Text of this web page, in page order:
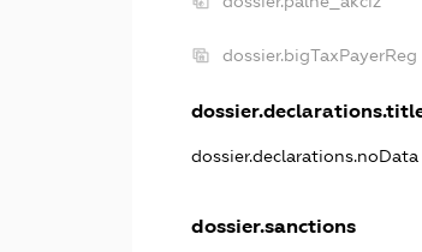
dossier.bigTaxPayerReg
dossier.declarations.noData
dossier.sanctions